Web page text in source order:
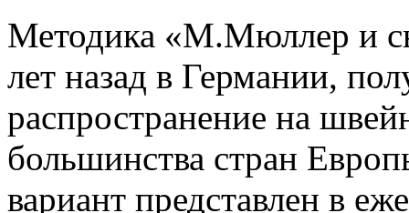
Методика «М.Мюллер и
лет назад в Германии,
распространение на
большинства стран
вариант представлен в